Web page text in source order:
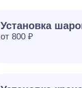
Установка
от 800 ₽